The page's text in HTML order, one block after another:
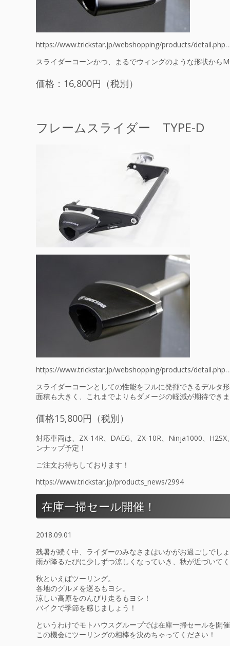
https://www.trickstar.jp/webshopping/products/
スライダーコーンかつ、まるでウィングのような形状から
価格：16,800円（税別）
フレームスライダー TYPE-D
https://www.trickstar.jp/webshopping/products/
スライダーコーンとしての性能をフルに発揮できるデルタ
面積も大きく、これまでよりもダメージの軽減が期待でき
価格15,800円（税別）
対応車両は、ZX-14R、DAEG、ZX-10R、Ninja1000、
ンナップ予定！
ご注文お待ちしております！
https://www.trickstar.jp/products_news/2994
在庫一掃セール開催！
2018.09.01
残暑が続く中、ライダーのみなさまはいかがお過ごしでし
雨が降るたびに少しずつ涼しくなっていき、秋が近づいて
秋といえばツーリング。
各地のグルメを巡るもヨシ。
涼しい高原をのんびり走るもヨシ！
バイクで季節を感じましょう！
というわけでモトハウスグループでは在庫一掃セールを開
この機会にツーリングの相棒を決めちゃってください！